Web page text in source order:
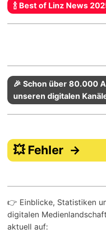
🍾 Best of Linz News
🎉 Schon über 80.000
unseren digitalen
💥 Fehler →
👉 Einblicke, Statistiken
digitalen
aktuell auf: